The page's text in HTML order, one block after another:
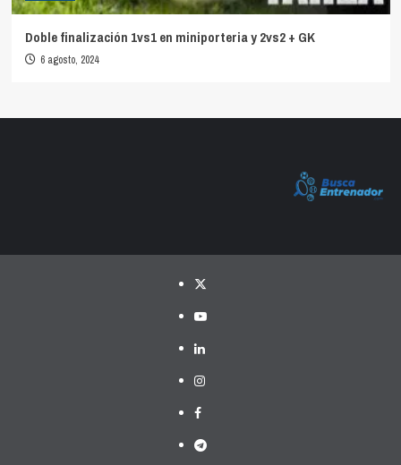
Doble finalización 1vs1 en miniporteria y 2vs2 + GK
6 agosto, 2024
Twitter
YouTube
LinkedIn
Instagram
Facebook
Telegram